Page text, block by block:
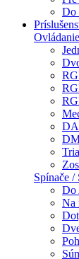
Do
Ovládanie
Spínače /
Do
Na